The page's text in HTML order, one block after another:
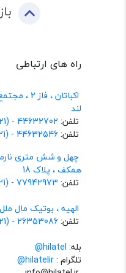
راه های ارتباطی
اکباتان ،
لند
تلفن: 44632702 - (021)
تلفن:44632546 - (021)
چهل و شش متری
همکف ، پلاک 18
تلفن: 77942973 - (021)
الهیه ، بوتیک مال ملل
تلفن:26353086 - (021)
بله: hilatel@
تلگرام :@hilatelir